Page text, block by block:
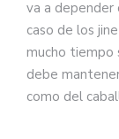
va a depender
caso de los
mucho tiempo
debe
como del